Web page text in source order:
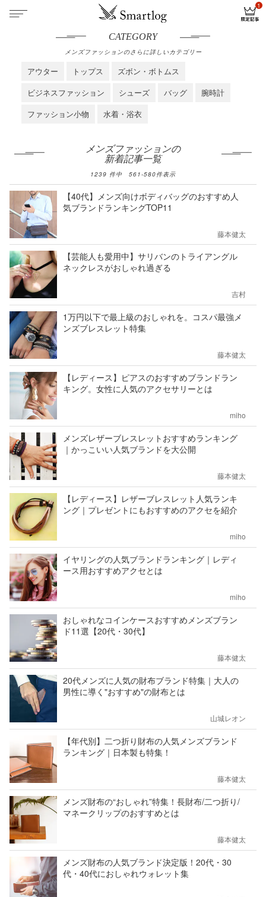
CATEGORY
メンズファッションのさらに詳しいカテゴリー
アウター トップス
ズボン・ボトムス
ビジネスファッション
シューズ バッグ
腕時計
ファッション小物
水着・浴衣
メンズファッションの
新着記事一覧
1239 件中 561-580件表示
【40代】メンズ向けボディバッグのおすすめ人
気ブランドランキングTOP11
藤本健太
【芸能人も愛用中】サリバンのトライアングル
ネックレスがおしゃれ過ぎる
吉村
1万円以下で最上級のおしゃれを。コスパ最強メ
ンズブレスレット特集
藤本健太
【レディース】ピアスのおすすめブランドラン
キング。女性に人気のアクセサリーとは
miho
メンズレザーブレスレットおすすめランキング
｜かっこいい人気ブランドを大公開
藤本健太
【レディース】レザーブレスレット人気ランキ
ング｜プレゼントにもおすすめのアクセを紹介
miho
イヤリングの人気ブランドランキング｜レディ
ース用おすすめアクセとは
miho
おしゃれなコインケースおすすめメンズブラン
ド11選【20代・30代】
藤本健太
20代メンズに人気の財布ブランド特集｜大人の
男性に導く"おすすめ"の財布とは
山城レオン
【年代別】二つ折り財布の人気メンズブランド
ランキング｜日本製も特集！
藤本健太
メンズ財布の“おしゃれ”特集！長財布/二つ折り/
マネークリップのおすすめとは
藤本健太
メンズ財布の人気ブランド決定版！20代・30
代・40代におしゃれウォレット集